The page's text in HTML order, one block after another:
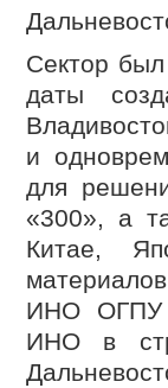
Сектор был
даты
и
для
«300», а
Китае,
ИНО ОГПУ
ИНО в